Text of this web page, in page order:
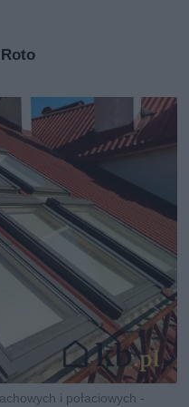
i połaciowych -